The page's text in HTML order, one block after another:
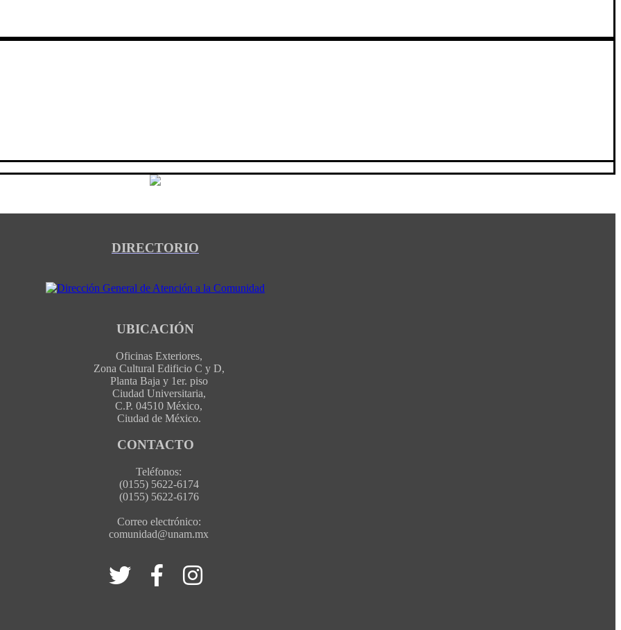
DIRECTORIO
UBICACIÓN
Oficinas Exteriores,
Zona Cultural Edificio C y D,
Planta Baja y 1er. piso
Ciudad Universitaria,
C.P. 04510 México,
Ciudad de México.
CONTACTO
Teléfonos:
(0155) 5622-6174
(0155) 5622-6176
Correo electrónico:
comunidad@unam.mx